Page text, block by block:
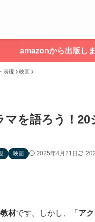
amazonから出版し
表現 映画
マを語ろう！
映画 2025年4月21日
材です。しかし、「 ア